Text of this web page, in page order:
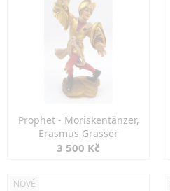
Prophet - Moriskentänzer,
Erasmus Grasser
3 500 Kč
NOVÉ